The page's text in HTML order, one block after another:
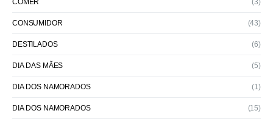
COMER (3)
CONSUMIDOR (43)
DESTILADOS (6)
DIA DAS MÃES (5)
DIA DOS NAMORADOS (1)
DIA DOS NAMORADOS (15)